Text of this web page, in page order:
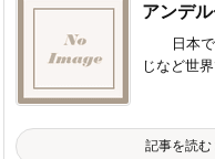
アンデ
日本で
じなど世
記事を読む